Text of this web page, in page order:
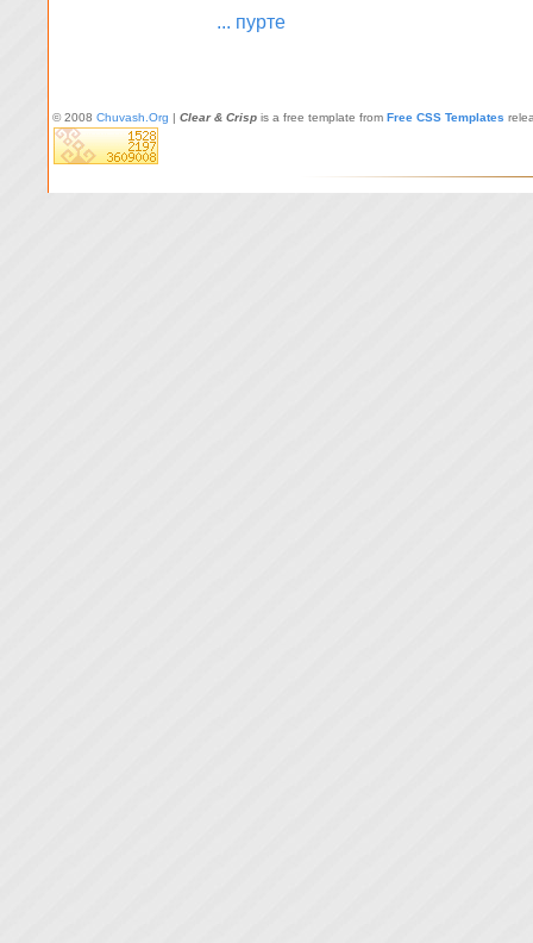
... пурте
© 2008 Chuvash.Org | Clear & Crisp is a free template from Free CSS Templates